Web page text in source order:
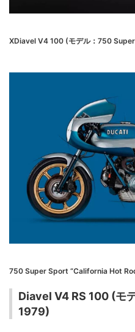
XDiavel V4 100 (モデル：750
750 Super Sport “California Hot
Diavel V4 RS 100 (モ
1979)